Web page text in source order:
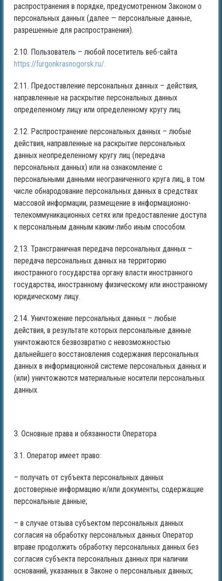
распространения в порядке, предусмотренном Законом о
персональных данных (далее — персональные данные,
разрешенные для распространения).
2.10. Пользователь – любой посетитель веб-сайта
https://furgonkrasnogorsk.ru/.
2.11. Предоставление персональных данных – действия,
направленные на раскрытие персональных данных
определенному лицу или определенному кругу лиц.
2.12. Распространение персональных данных – любые
действия, направленные на раскрытие персональных
данных неопределенному кругу лиц (передача
персональных данных) или на ознакомление с
персональными данными неограниченного круга лиц, в том
числе обнародование персональных данных в средствах
массовой информации, размещение в информационно-
телекоммуникационных сетях или предоставление доступа
к персональным данным каким-либо иным способом.
2.13. Трансграничная передача персональных данных –
передача персональных данных на территорию
иностранного государства органу власти иностранного
государства, иностранному физическому или иностранному
юридическому лицу.
2.14. Уничтожение персональных данных – любые
действия, в результате которых персональные данные
уничтожаются безвозвратно с невозможностью
дальнейшего восстановления содержания персональных
данных в информационной системе персональных данных и
(или) уничтожаются материальные носители персональных
данных.
3. Основные права и обязанности Оператора
3.1. Оператор имеет право:
– получать от субъекта персональных данных
достоверные информацию и/или документы, содержащие
персональные данные;
– в случае отзыва субъектом персональных данных
согласия на обработку персональных данных Оператор
вправе продолжить обработку персональных данных без
согласия субъекта персональных данных при наличии
оснований, указанных в Законе о персональных данных;